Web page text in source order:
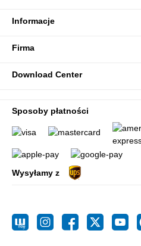
Informacje
Firma
Download Center
Sposoby płatności
Wysyłamy z